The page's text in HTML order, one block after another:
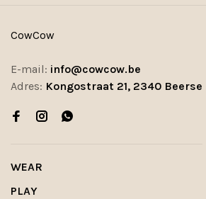
CowCow
E-mail: info@cowcow.be
Adres: Kongostraat 21, 2340 Beerse
WEAR
PLAY